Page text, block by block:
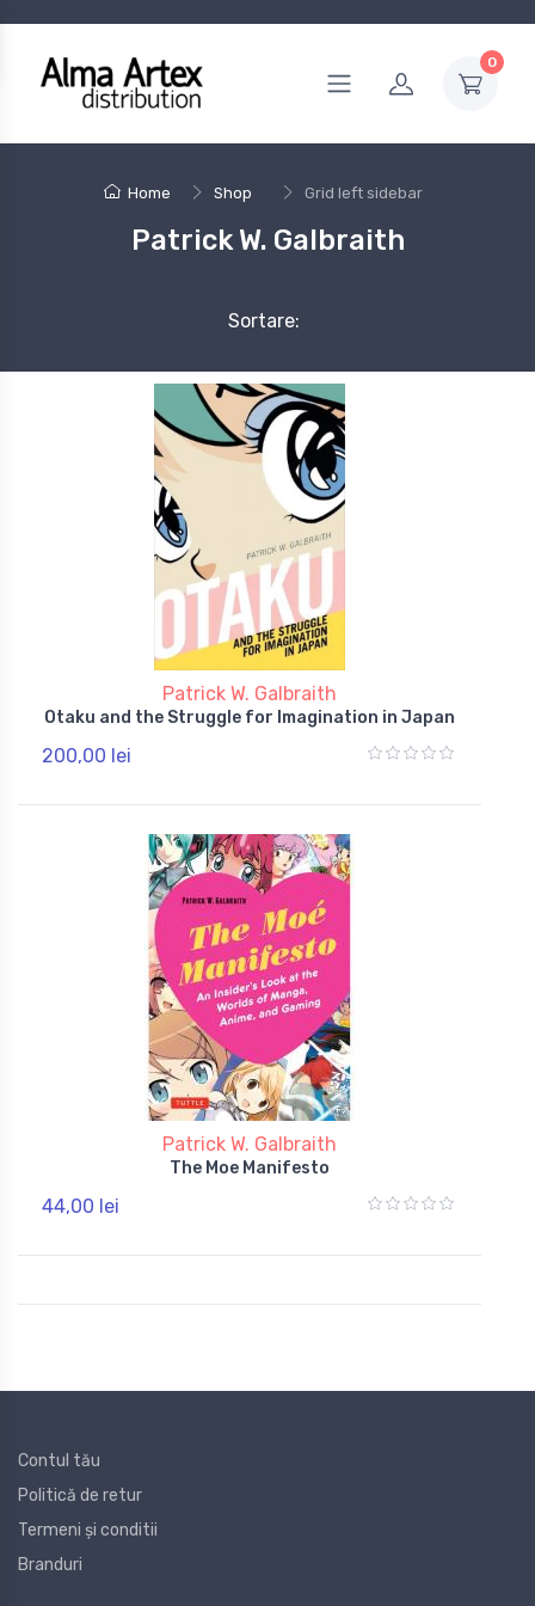
0
Home Shop Grid left sidebar
Patrick W. Galbraith
Sortare:
Patrick W. Galbraith
Otaku and the Struggle for Imagination in Japan
200,00 lei
Patrick W. Galbraith
The Moe Manifesto
44,00 lei
Contul tău
Politică de retur
Termeni și conditii
Branduri